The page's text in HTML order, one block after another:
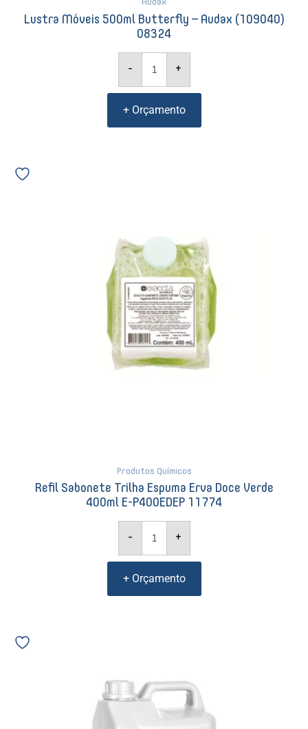
Audax
Lustra Móveis 500ml Butterfly – Audax (109040)
08324
- +
+ Orçamento
Produtos Químicos
Refil Sabonete Trilha Espuma Erva Doce Verde
400ml E-P400EDEP 11774
-
Verde
400ml
E-
P400EDEP
11774
quantidade
+
+ Orçamento
Perfumado
Neutro